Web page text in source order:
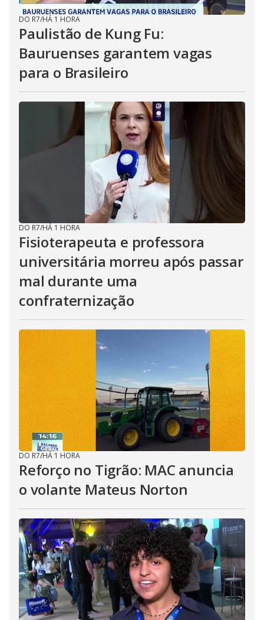
DO R7/HÁ 1 HORA
Paulistão de Kung Fu:
Bauruenses garantem vagas
para o Brasileiro
DO R7/HÁ 1 HORA
Fisioterapeuta e professora
universitária morreu após passar
mal durante uma
confraternização
DO R7/HÁ 1 HORA
Reforço no Tigrão: MAC anuncia
o volante Mateus Norton